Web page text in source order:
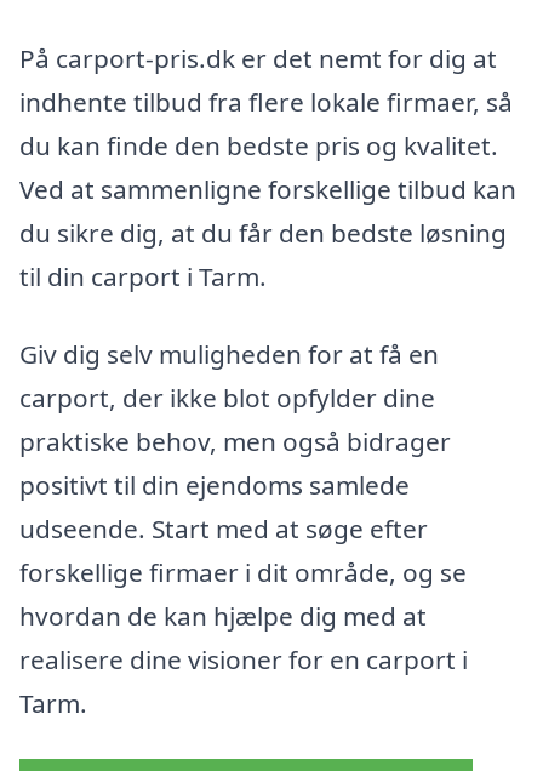
På carport-pris.dk er det nemt for dig at
indhente tilbud fra flere lokale firmaer, så
du kan finde den bedste pris og kvalitet.
Ved at sammenligne forskellige tilbud kan
du sikre dig, at du får den bedste løsning
til din carport i Tarm.
Giv dig selv muligheden for at få en
carport, der ikke blot opfylder dine
praktiske behov, men også bidrager
positivt til din ejendoms samlede
udseende. Start med at søge efter
forskellige firmaer i dit område, og se
hvordan de kan hjælpe dig med at
realisere dine visioner for en carport i
Tarm.